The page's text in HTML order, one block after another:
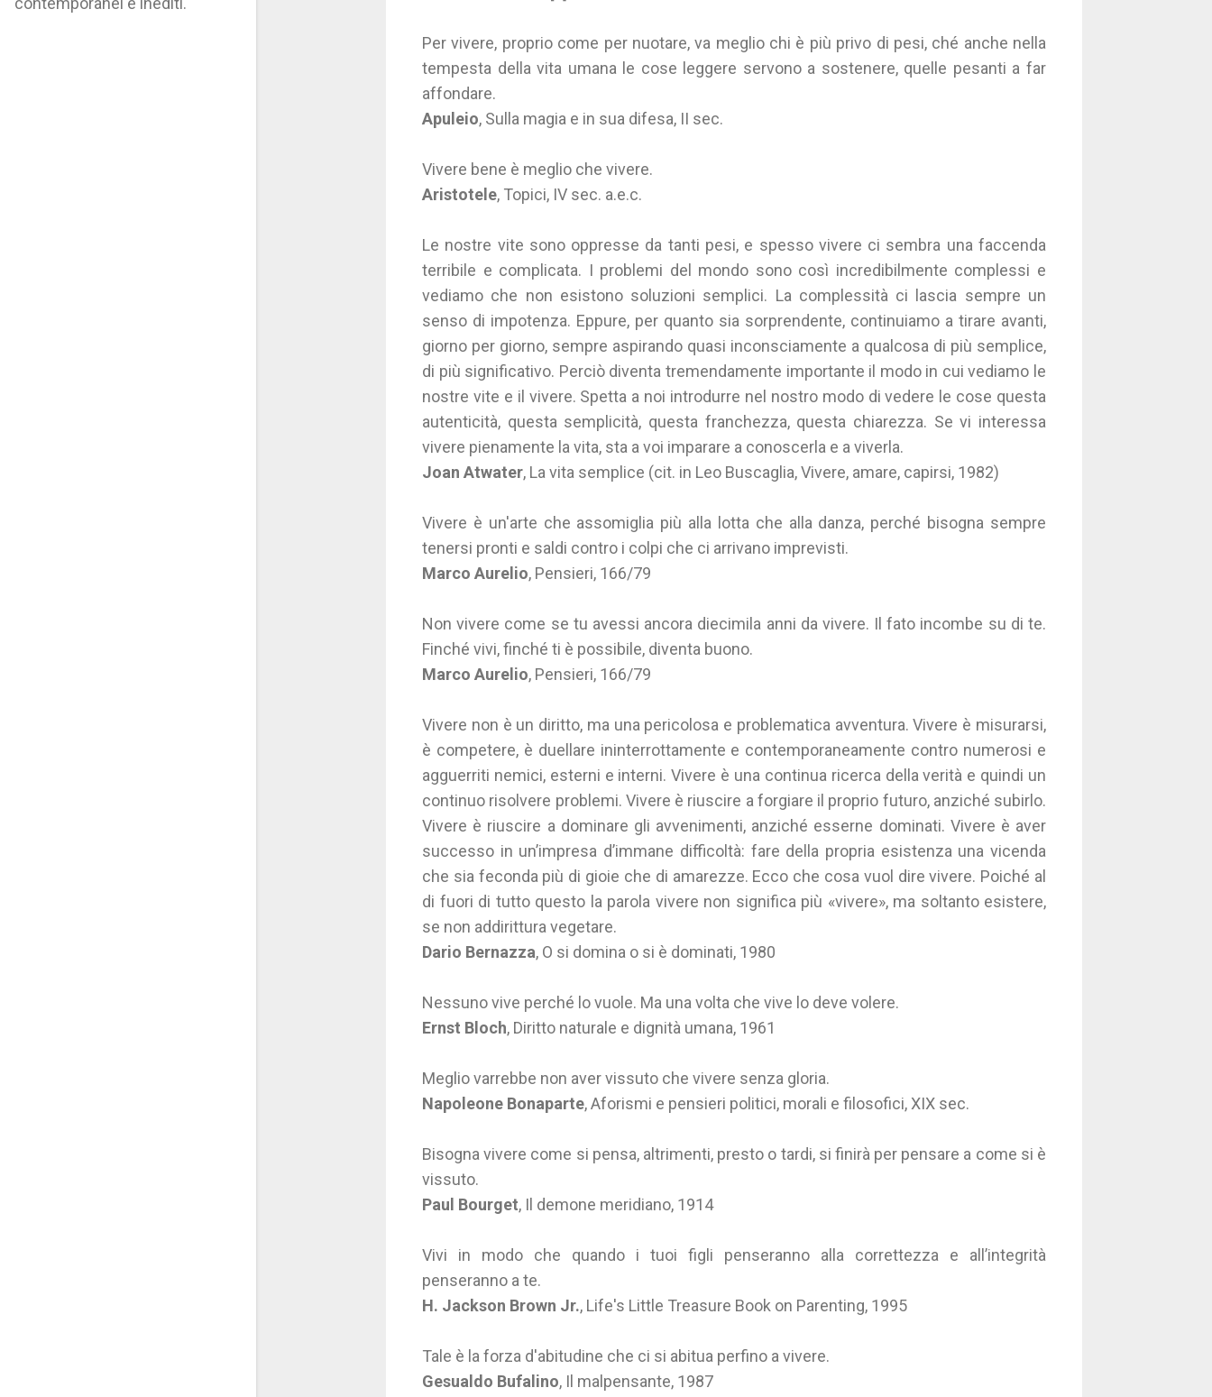
Per vivere, proprio come per nuotare, va meglio chi è più privo di pesi, ché anche nella
tempesta della vita umana le cose leggere servono a sostenere, quelle pesanti a far
affondare.
Apuleio, Sulla magia e in sua difesa, II sec.
Vivere bene è meglio che vivere.
Aristotele, Topici, IV sec. a.e.c.
Le nostre vite sono oppresse da tanti pesi, e spesso vivere ci sembra una faccenda
terribile e complicata. I problemi del mondo sono così incredibilmente complessi e
vediamo che non esistono soluzioni semplici. La complessità ci lascia sempre un
senso di impotenza. Eppure, per quanto sia sorprendente, continuiamo a tirare avanti,
giorno per giorno, sempre aspirando quasi inconsciamente a qualcosa di più semplice,
di più significativo. Perciò diventa tremendamente importante il modo in cui vediamo le
nostre vite e il vivere. Spetta a noi introdurre nel nostro modo di vedere le cose questa
autenticità, questa semplicità, questa franchezza, questa chiarezza. Se vi interessa
vivere pienamente la vita, sta a voi imparare a conoscerla e a viverla.
Joan Atwater, La vita semplice (cit. in Leo Buscaglia, Vivere, amare, capirsi, 1982)
Vivere è un'arte che assomiglia più alla lotta che alla danza, perché bisogna sempre
tenersi pronti e saldi contro i colpi che ci arrivano imprevisti.
Marco Aurelio, Pensieri, 166/79
Non vivere come se tu avessi ancora diecimila anni da vivere. Il fato incombe su di te.
Finché vivi, finché ti è possibile, diventa buono.
Marco Aurelio, Pensieri, 166/79
Vivere non è un diritto, ma una pericolosa e problematica avventura. Vivere è misurarsi,
è competere, è duellare ininterrottamente e contemporaneamente contro numerosi e
agguerriti nemici, esterni e interni. Vivere è una continua ricerca della verità e quindi un
continuo risolvere problemi. Vivere è riuscire a forgiare il proprio futuro, anziché subirlo.
Vivere è riuscire a dominare gli avvenimenti, anziché esserne dominati. Vivere è aver
successo in un’impresa d’immane difficoltà: fare della propria esistenza una vicenda
che sia feconda più di gioie che di amarezze. Ecco che cosa vuol dire vivere. Poiché al
di fuori di tutto questo la parola vivere non significa più «vivere», ma soltanto esistere,
se non addirittura vegetare.
Dario Bernazza, O si domina o si è dominati, 1980
Nessuno vive perché lo vuole. Ma una volta che vive lo deve volere.
Ernst Bloch, Diritto naturale e dignità umana, 1961
Meglio varrebbe non aver vissuto che vivere senza gloria.
Napoleone Bonaparte, Aforismi e pensieri politici, morali e filosofici, XIX sec.
Bisogna vivere come si pensa, altrimenti, presto o tardi, si finirà per pensare a come si è
vissuto.
Paul Bourget, Il demone meridiano, 1914
Vivi in modo che quando i tuoi figli penseranno alla correttezza e all’integrità
penseranno a te.
H. Jackson Brown Jr., Life's Little Treasure Book on Parenting, 1995
Tale è la forza d'abitudine che ci si abitua perfino a vivere.
Gesualdo Bufalino, Il malpensante, 1987